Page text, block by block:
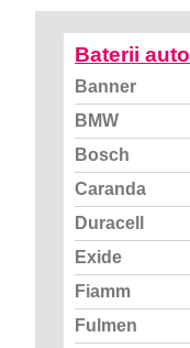
Baterii auto
Banner
BMW
Bosch
Caranda
Duracell
Exide
Fiamm
Fulmen